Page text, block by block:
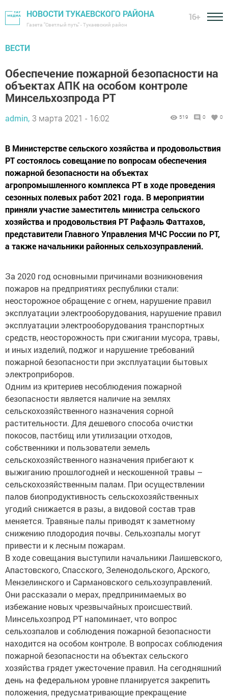
НОВОСТИ ТУКАЕВСКОГО РАЙОНА
Газета "Светлый путь" - Тукаевский район
16+
ВЕСТИ
Обеспечение пожарной безопасности на
объектах АПК на особом контроле
Минсельхозпрода РТ
admin, 3 марта 2021 - 16:02 519 0 0
В Министерстве сельского хозяйства и продовольствия
РТ состоялось совещание по вопросам обеспечения
пожарной безопасности на объектах
агропромышленного комплекса РТ в ходе проведения
сезонных полевых работ 2021 года. В мероприятии
приняли участие заместитель министра сельского
хозяйства и продовольствия РТ Рафаэль Фаттахов,
представители Главного Управления МЧС России по РТ,
а также начальники районных сельхозуправлений.
За 2020 год основными причинами возникновения
пожаров на предприятиях республики стали:
неосторожное обращение с огнем, нарушение правил
эксплуатации электрооборудования, нарушение правил
эксплуатации электрооборудования транспортных
средств, неосторожность при сжигании мусора, травы,
и иных изделий, поджог и нарушение требований
пожарной безопасности при эксплуатации бытовых
электроприборов.
Одним из критериев несоблюдения пожарной
безопасности является наличие на землях
сельскохозяйственного назначения сорной
растительности. Для дешевого способа очистки
покосов, пастбищ или утилизации отходов,
собственники и пользователи земель
сельскохозяйственного назначения прибегают к
выжиганию прошлогодней и нескошенной травы –
сельскохозяйственным палам. При осуществлении
палов биопродуктивность сельскохозяйственных
угодий снижается в разы, а видовой состав трав
меняется. Травяные палы приводят к заметному
снижению плодородия почвы. Сельхозпалы могут
привести и к лесным пожарам.
В ходе совещания выступили начальники Лаишевского,
Апастовского, Спасского, Зеленодольского, Арского,
Мензелинского и Сармановского сельхозуправлений.
Они рассказали о мерах, предпринимаемых во
избежание новых чрезвычайных происшествий.
Минсельхозпрод РТ напоминает, что вопрос
сельхозпалов и соблюдения пожарной безопасности
находится на особом контроле. В вопросах соблюдения
пожарной безопасности на объектах сельского
хозяйства грядет ужесточение правил. На сегодняшний
день на федеральном уровне планируется закрепить
положения, предусматривающие прекращение